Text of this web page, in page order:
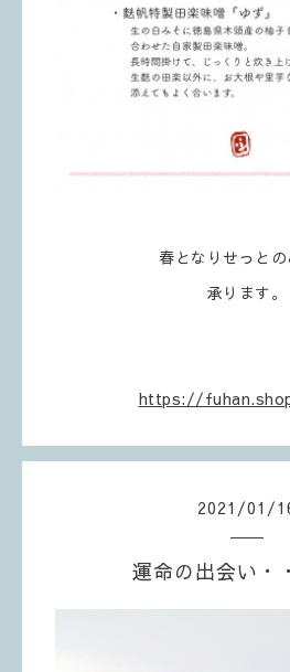
春となりせっと
承ります。
https://
2021 /01 /
運命の出会い・